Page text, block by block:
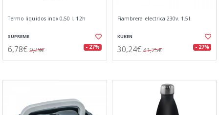
Termo liquidos inox 0,50 l. 12h
SUPREME
6,78€ 9,29€ - 27%
Fiambrera electrica 230v. 1.5l.
KUKEN
30,24€ 41,25€ - 27%